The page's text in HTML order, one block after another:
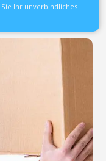
Ihr unverbindliches